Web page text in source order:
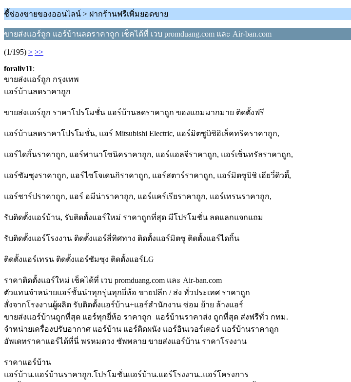
ชี้ช่องขายของออนไลน์ > ฝากร้านฟรีเพิ่มยอดขาย
ขายส่งแอร์ถูก แอร์บ้านลดราคาถูก เช็คได้ที่ เวบ promduang.com และ Air-ban.com
(1/195) > >>
foraliv11:
ขายส่งแอร์ถูก กรุงเทพ
แอร์บ้านลดราคาถูก
ขายส่งแอร์ถูก ราคาโปรโมชั่น แอร์บ้านลดราคาถูก ของแถมมากมาย ติดตั้งฟรี
แอร์บ้านลดราคาโปรโมชั่น, แอร์ Mitsubishi Electric, แอร์มิตซูบิชิอิเล็คทริคราคาถูก,
แอร์ไดกิ้นราคาถูก, แอร์พานาโซนิคราคาถูก, แอร์แอลจีราคาถูก, แอร์เซ็นทรัลราคาถูก,
แอร์ซัมซุงราคาถูก, แอร์ไซโจเดนกิราคาถูก, แอร์สตาร์ราคาถูก, แอร์มิตซูบิชิ เฮียวี่ดิวตี้,
แอร์ชาร์ปราคาถูก, แอร์ อมีน่าราคาถูก, แอร์แคร์เรียราคาถูก, แอร์เทรนราคาถูก,
รับติดตั้งแอร์บ้าน, รับติดตั้งแอร์ใหม่ ราคาถูกที่สุด มีโปรโมชั่น ลดแลกแจกแถม
รับติดตั้งแอร์โรงงาน ติดตั้งแอร์สี่ทิศทาง ติดตั้งแอร์มิตซู ติดตั้งแอร์ไดกิ้น
ติดตั้งแอร์เทรน ติดตั้งแอร์ซัมซุง ติดตั้งแอร์LG
ราคาติดตั้งแอร์ใหม่ เช็คได้ที่ เวบ promduang.com และ Air-ban.com
ตัวแทนจำหน่ายแอร์ชั้นนำทุกรุ่นทุกยี่ห้อ ขายปลีก / ส่ง ทั่วประเทศ ราคาถูก
สั่งจากโรงงานผู้ผลิต รับติดตั้งแอร์บ้าน+แอร์สำนักงาน ซ่อม ย้าย ล้างแอร์
ขายส่งแอร์บ้านถูกที่สุด แอร์ทุกยี่ห้อ ราคาถูก แอร์บ้านราคาส่ง ถูกที่สุด ส่งฟรีทั่ว กทม.
จำหน่ายเครื่องปรับอากาศ แอร์บ้าน แอร์ติดผนัง แอร์อินเวอร์เตอร์ แอร์บ้านราคาถูก
อัพเดทราคาแอร์ได้ที่นี่ พรหมดวง ซัพพลาย ขายส่งแอร์บ้าน ราคาโรงงาน
ราคาแอร์บ้าน
แอร์บ้าน.แอร์บ้านราคาถูก.โปรโมชั่นแอร์บ้าน.แอร์โรงงาน..แอร์โครงการ